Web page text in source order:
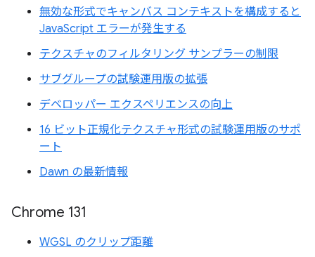
無効な形式でキャンバス コンテキストを構成すると
JavaScript エラーが発生する
テクスチャのフィルタリング サンプラーの制限
サブグループの試験運用版の拡張
デベロッパー エクスペリエンスの向上
16 ビット正規化テクスチャ形式の試験運用版のサポ
ート
Dawn の最新情報
Chrome 131
WGSL のクリップ距離